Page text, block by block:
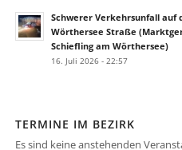
Schwerer Verkehrsunfall auf
Wörthersee Straße
Schiefling am Wörthersee)
16. Juli 2026 - 22:57
TERMINE IM BEZIRK
Es sind keine anstehenden